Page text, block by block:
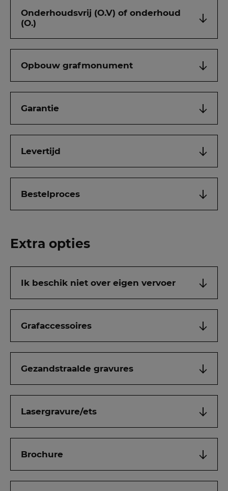
Onderhoudsvrij (O.V) of onderhoud
(O.)
Opbouw grafmonument
Garantie
Levertijd
Bestelproces
Extra opties
Ik beschik niet over eigen vervoer
Grafaccessoires
Gezandstraalde gravures
Lasergravure/ets
Brochure